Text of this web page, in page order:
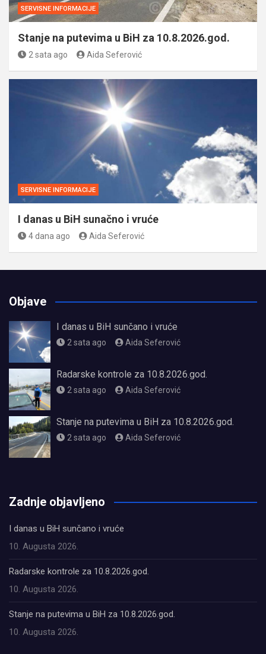
SERVISNE INFORMACIJE
Stanje na putevima u BiH za 10.8.2026.god.
2 sata ago Aida Seferović
SERVISNE INFORMACIJE
I danas u BiH sunačno i vruće
4 dana ago Aida Seferović
Objave
I danas u BiH sunčano i vruće
2 sata ago Aida Seferović
Radarske kontrole za 10.8.2026.god.
2 sata ago Aida Seferović
Stanje na putevima u BiH za 10.8.2026.god.
2 sata ago Aida Seferović
Zadnje objavljeno
I danas u BiH sunčano i vruće
10. Augusta 2026.
Radarske kontrole za 10.8.2026.god.
10. Augusta 2026.
Stanje na putevima u BiH za 10.8.2026.god.
10. Augusta 2026.